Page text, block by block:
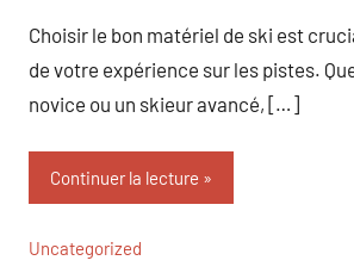
Choisir le bon matériel de ski est
de votre expérience sur les pistes.
novice ou un skieur avancé, […]
Continuer la lecture
Uncategorized